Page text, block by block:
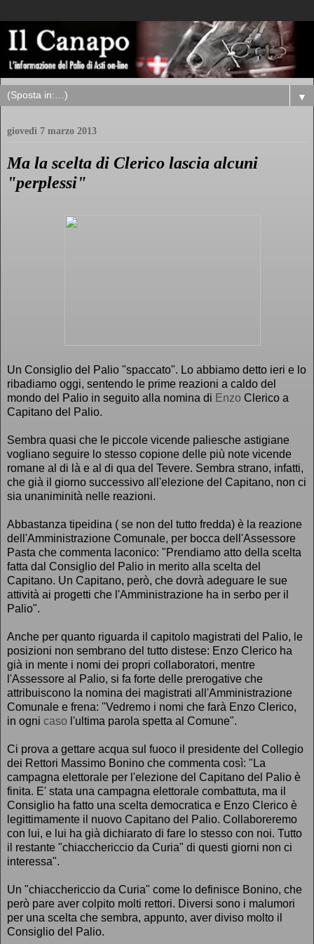
▼
giovedì 7 marzo 2013
Ma la scelta di Clerico lascia alcuni
"perplessi"
Un Consiglio del Palio "spaccato". Lo abbiamo detto ieri e lo
ribadiamo oggi, sentendo le prime reazioni a caldo del
mondo del Palio in seguito alla nomina di Enzo Clerico a
Capitano del Palio.
Sembra quasi che le piccole vicende paliesche astigiane
vogliano seguire lo stesso copione delle più note vicende
romane al di là e al di qua del Tevere. Sembra strano, infatti,
che già il giorno successivo all'elezione del Capitano, non ci
sia unaniminità nelle reazioni.
Abbastanza tipeidina ( se non del tutto fredda) è la reazione
dell'Amministrazione Comunale, per bocca dell'Assessore
Pasta che commenta laconico: "Prendiamo atto della scelta
fatta dal Consiglio del Palio in merito alla scelta del
Capitano. Un Capitano, però, che dovrà adeguare le sue
attività ai progetti che l'Amministrazione ha in serbo per il
Palio".
Anche per quanto riguarda il capitolo magistrati del Palio, le
posizioni non sembrano del tutto distese: Enzo Clerico ha
già in mente i nomi dei propri collaboratori, mentre
l'Assessore al Palio, si fa forte delle prerogative che
attribuiscono la nomina dei magistrati all'Amministrazione
Comunale e frena: "Vedremo i nomi che farà Enzo Clerico,
in ogni caso l'ultima parola spetta al Comune".
Ci prova a gettare acqua sul fuoco il presidente del Collegio
dei Rettori Massimo Bonino che commenta così: "La
campagna elettorale per l'elezione del Capitano del Palio è
finita. E' stata una campagna elettorale combattuta, ma il
Consiglio ha fatto una scelta democratica e Enzo Clerico è
legittimamente il nuovo Capitano del Palio. Collaboreremo
con lui, e lui ha già dichiarato di fare lo stesso con noi. Tutto
il restante "chiacchericcio da Curia" di questi giorni non ci
interessa".
Un "chiacchericcio da Curia" come lo definisce Bonino, che
però pare aver colpito molti rettori. Diversi sono i malumori
per una scelta che sembra, appunto, aver diviso molto il
Consiglio del Palio.